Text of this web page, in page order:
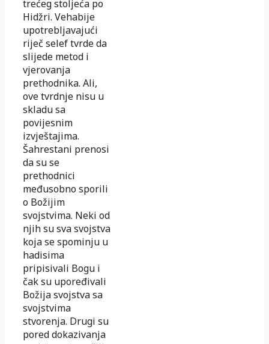
trećeg stoljeća po
Hidžri. Vehabije
upotrebljavajući
riječ selef tvrde da
slijede metod i
vjerovanja
prethodnika. Ali,
ove tvrdnje nisu u
skladu sa
povijesnim
izvještajima.
Šahrestani prenosi
da su se
prethodnici
međusobno sporili
o Božijim
svojstvima. Neki od
njih su sva svojstva
koja se spominju u
hadisima
pripisivali Bogu i
čak su upoređivali
Božija svojstva sa
svojstvima
stvorenja. Drugi su
pored dokazivanja